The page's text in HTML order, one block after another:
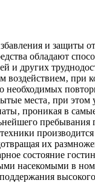
и защиты
обладают
и других
при
необходимых
места‚ при
проникая в
производится
их
состояние
насекомыми в